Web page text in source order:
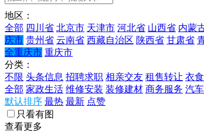
地区：
全部 四川省 北京市 天津市 河北省 山西省 内蒙
庆市 贵州省 云南省 西藏自治区 陕西省 甘肃省
全重庆市 重庆市
分类：
不限 头条信息 招聘求职 相亲交友 租售转让 衣
全部 家政生活 维修安装 装修建材 商务服务 汽
默认排序 最热 最新 点赞
只看有图
查看更多